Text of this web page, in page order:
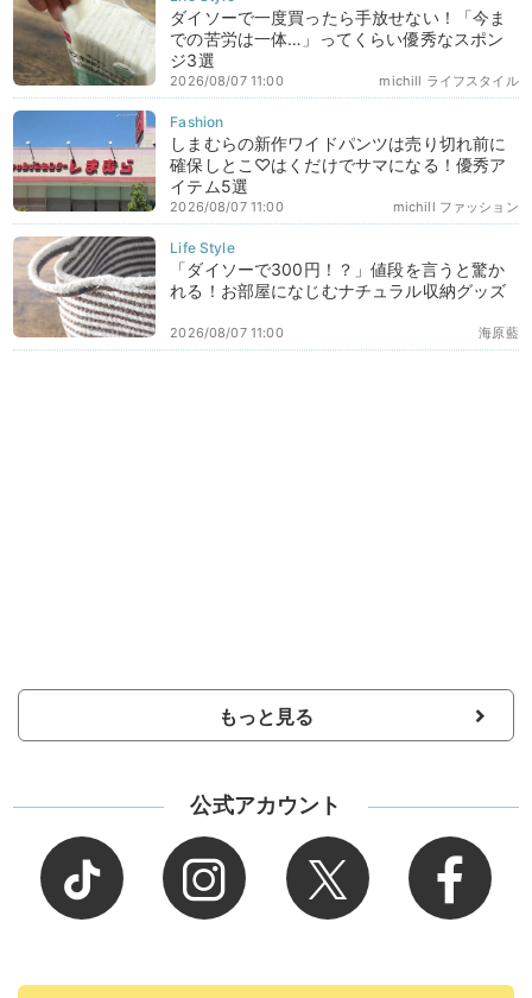
ダイソーで一度買ったら手放せない！「今ま
での苦労は一体…」ってくらい優秀なスポン
ジ3選
michill ライフスタイル
2026/08/07 11:00
しまむらの新作ワイドパンツは売り切れ前に
確保しとこ♡はくだけでサマになる！優秀ア
イテム5選
michill ファッション
2026/08/07 11:00
「ダイソーで300円！？」値段を言うと驚か
れる！お部屋になじむナチュラル収納グッズ
海原藍
2026/08/07 11:00
もっと見る
公式アカウント